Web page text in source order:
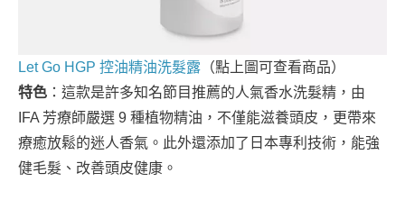
Let Go HGP 控油精油洗髮露 （點上圖可查看商品）
特色 ：這款是許多知名節目推薦的人氣香水洗髮精，由
IFA 芳療師嚴選 9 種植物精油，不僅能滋養頭皮，更帶來
療癒放鬆的迷人香氣。此外還添加了日本專利技術，能強
健毛髮、改善頭皮健康。